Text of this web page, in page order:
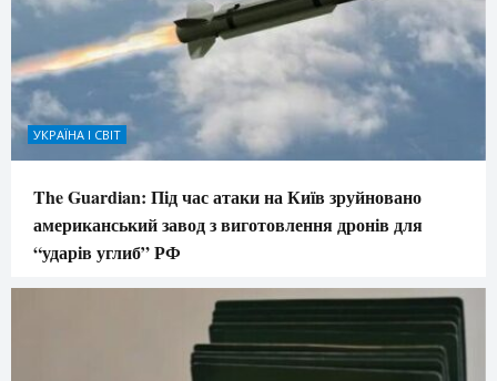
УКРАЇНА І СВІТ
The Guardian: Під час атаки на Київ зруйновано
американський завод з виготовлення дронів для
“ударів углиб” РФ